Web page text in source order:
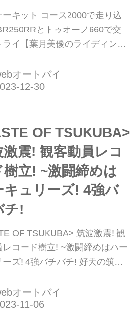
ーキット コース2000で走り込
とトゥオーノ660で交
ライ【葉月美優のライディング
ォーマーを手に入れたのに、も
てサーキット走る気になれない
波サーキットコース2000の走り
レポートをしたいと思います。
オートバイ
OF TSUKUBA>
激震! 観客動員レコ
樹立! ~激闘締めは
キュリーズ! 4強バ
チ!
OF TSUKUBA> 筑波激震! 観
レコード樹立! ~激闘締めはハー
ーズ! 4強バチバチ! 好天の筑波
波サーキットで「TASTE OF
KAGURADUKI STAGE」が
オートバイ